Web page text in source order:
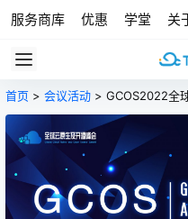
服务商库 优惠 学堂 关
首页 > 会议活动 > GCOS2022全